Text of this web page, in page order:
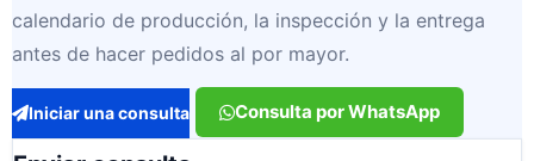
calendario de producción, la inspección y la entrega
antes de hacer pedidos al por mayor.
Iniciar una consulta Consulta por WhatsApp